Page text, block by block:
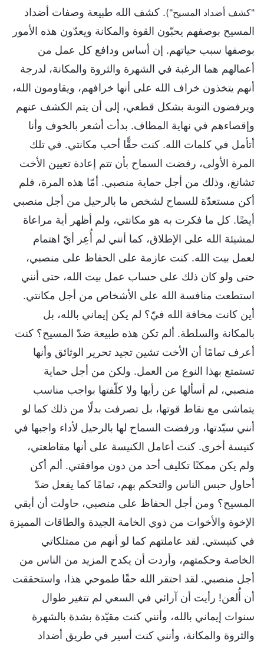
"كشف أضداد المسيح"). كشف الله طبيعة وصفات أضداد
المسيح بوصفهم يحبّون القوة والمكانة ويعدّون هذه الأمور
بوصفها سبب حياتهم. إن أساس ودافع كل عمل من
أعمالهم هما الرغبة في الشهرة والثروة والمكانة، لدرجة
أنهم يتخذون خراف الله على أنها خرافهم، ويقاومون الله،
ويرفضون التوبة بشكل قطعي، إلى أن يتم الكشف عنهم
وإقصاءهم في نهاية المطاف. بدأت أشعر بالخوف وأنا
أتأمل في كلمات الله. كنت حقًّا أحب مكانتي. في تلك
المرة الأولى، رفضت السماح بأن تتم إعادة تعيين الأخت
تشانغ، وذلك من أجل حماية منصبي. أمّا هذه المرة، فلم
أكن مستعدّة للسماح لشخص ما بالرحيل من أجل منصبي
أيضًا. كل ما فكرت به هو مكانتي، ولم أظهر أية مراعاة
لمشيئة الله على الإطلاق، كما أنني لم أُعِر أيّ اهتمام
لعمل بيت الله. كنت عازمة على الحفاظ على منصبي،
حتى ولو كان ذلك على حساب عمل بيت الله، حتى أنني
استطعت منافسة الله على الأشخاص من أجل مكانتي.
أين كانت مخافة الله فيّ؟ لم يكن إيماني بالله، بل
بالمكانة والسلطة. ألم تكن هذه طبيعة ضدّ المسيح؟ كنت
أعرف تمامًا أن الأخت تشين تجيد تحرير الوثائق وأنها
تستمتع بهذا النوع من العمل. ولكن من أجل حماية
منصبي، لم أسألها عن رأيها ولا كلّفتها بواجب مناسب
يتماشى مع نقاط قوتها، بل تصرفت بدلًا من ذلك كما لو
أنني سيّدتها، ورفضت السماح لها بالرحيل لأداء واجبها في
كنيسة أخرى. كنت أعامل الكنيسة على أنها مقاطعتي،
ولم يكن ممكنًا تكليف أحد من دون موافقتي. ألم أكن
أحاول حبس الناس والتحكم بهم، تمامًا كما يفعل ضدّ
المسيح؟ ومن أجل الحفاظ على منصبي، حاولت أن أبقي
الإخوة والأخوات من ذوي الخامة الجيدة والطاقات المميزة
في كنيستي. لقد عاملتهم كما لو أنهم من ممتلكاتي
الخاصة وحكمتهم، وأردت أن يكدح المزيد من الناس من
أجل منصبي. لقد احتقر الله حقًا طموحي هذا، واستحققت
أن أُلعن! رأيت أن آرائي في السعي لم تتغير طوال
سنوات إيماني بالله، وأنني كنت مقيّدة بشدة بالشهرة
والثروة والمكانة، وأنني كنت أسير في طريق أضداد